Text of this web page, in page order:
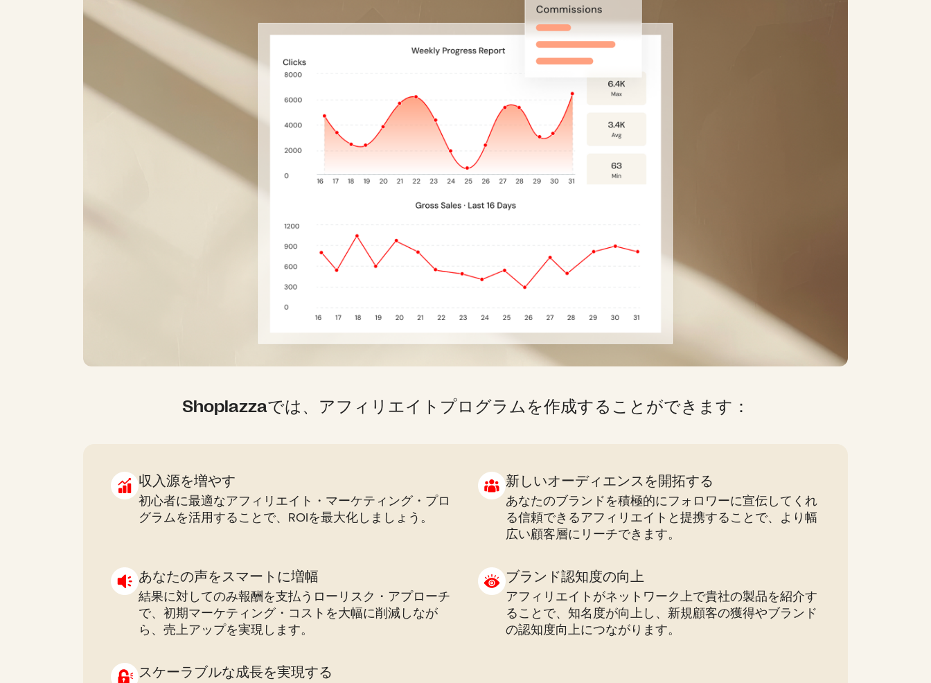
Shoplazzaでは、アフィリエイトプログラムを作成することができます：
収入源を増やす
初心者に最適なアフィリエイト・マーケティング・プロ
グラムを活用することで、ROIを最大化しましょう。
新しいオーディエンスを開拓する
あなたのブランドを積極的にフォロワーに宣伝してくれ
る信頼できるアフィリエイトと提携することで、より幅
広い顧客層にリーチできます。
あなたの声をスマートに増幅
結果に対してのみ報酬を支払うローリスク・アプローチ
で、初期マーケティング・コストを大幅に削減しなが
ら、売上アップを実現します。
ブランド認知度の向上
アフィリエイトがネットワーク上で貴社の製品を紹介す
ることで、知名度が向上し、新規顧客の獲得やブランド
の認知度向上につながります。
スケーラブルな成長を実現する